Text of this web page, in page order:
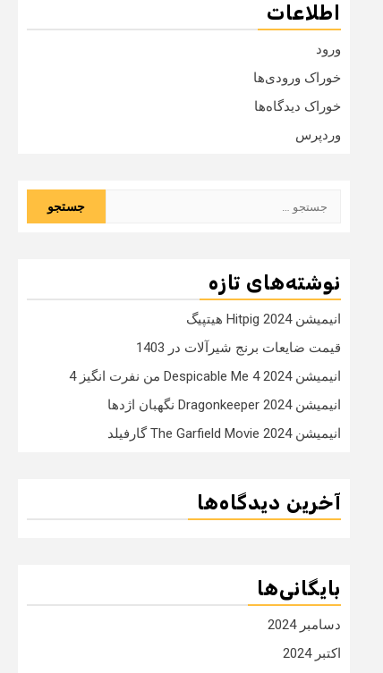
اطلاعات
ورود
خوراک ورودی‌ها
خوراک دیدگاه‌ها
وردپرس
نوشته‌های تازه
انیمیشن Hitpig 2024 هیتپیگ
قیمت ضایعات برنج شیرآلات در 1403
انیمیشن Despicable Me 4 2024 من نفرت انگیز 4
انیمیشن Dragonkeeper 2024 نگهبان اژدها
انیمیشن The Garfield Movie 2024 گارفیلد
آخرین دیدگاه‌ها
بایگانی‌ها
دسامبر 2024
اکتبر 2024